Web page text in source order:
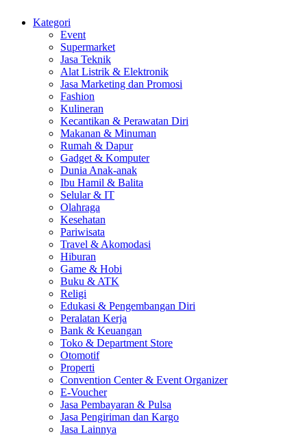
Kategori
Event
Supermarket
Jasa Teknik
Alat Listrik & Elektronik
Jasa Marketing dan Promosi
Fashion
Kulineran
Kecantikan & Perawatan Diri
Makanan & Minuman
Rumah & Dapur
Gadget & Komputer
Dunia Anak-anak
Ibu Hamil & Balita
Selular & IT
Olahraga
Kesehatan
Pariwisata
Travel & Akomodasi
Hiburan
Game & Hobi
Buku & ATK
Religi
Edukasi & Pengembangan Diri
Peralatan Kerja
Bank & Keuangan
Toko & Department Store
Otomotif
Properti
Convention Center & Event Organizer
E-Voucher
Jasa Pembayaran & Pulsa
Jasa Pengiriman dan Kargo
Jasa Lainnya